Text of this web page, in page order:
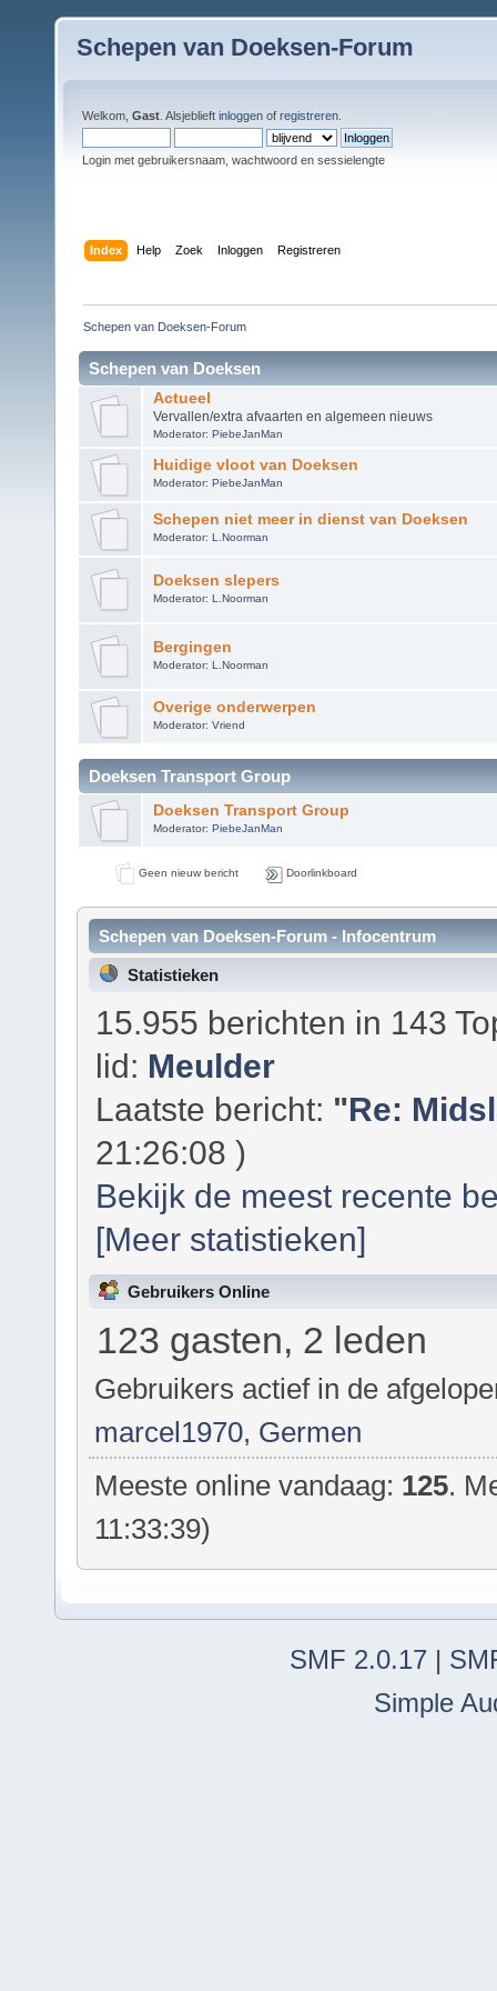
Schepen van Doeksen-Forum
Welkom, Gast . Alsjeblieft inloggen of registreren
Login met gebruikersnaam, wachtwoord en sessielengte
Index Help Zoek Inloggen Registreren
Schepen van Doeksen-Forum
Schepen van Doeksen
Actueel
Vervallen/extra afvaarten en algemeen nieuws
Moderator: PiebeJanMan
Huidige vloot van Doeksen
Moderator: PiebeJanMan
Schepen niet meer in dienst van Doeksen
Moderator: L.Noorman
Doeksen slepers
Moderator: L.Noorman
Bergingen
Moderator: L.Noorman
Overige onderwerpen
Moderator: Vriend
Doeksen Transport Group
Doeksen Transport Group
Moderator: PiebeJanMan
Geen nieuw bericht Doorlinkboard
Schepen van Doeksen-Forum - Infocentrum
Statistieken
15.955 berichten in 143
lid: Meulder
Laatste bericht: "Re:
21:26:08 )
Bekijk de meest recente
[Meer statistieken]
Gebruikers Online
123 gasten, 2 leden
Gebruikers actief in de
marcel1970, Germen
Meeste online vandaag: 125.
11:33:39)
SMF 2.0.17 |
Simple